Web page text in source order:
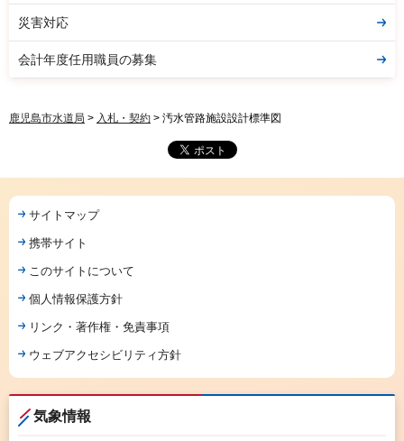
災害対応
会計年度任用職員の募集
鹿児島市水道局 > 入札・契約 > 汚水管路施設設計標準図
サイトマップ
携帯サイト
このサイトについて
個人情報保護方針
リンク・著作権・免責事項
ウェブアクセシビリティ方針
気象情報